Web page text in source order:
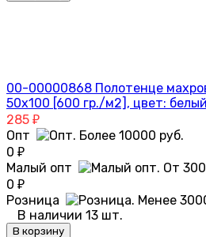
00-00000868 Полотенце
50х100 [600 гр./м2], цвет: белый
285 ₽
Опт
0 ₽
Малый опт
0 ₽
Розница
В наличии 13 шт.
В корзину